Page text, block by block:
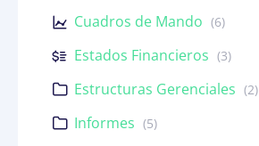
Cuadros de Mando (6)
Estados Financieros (3)
Estructuras Gerenciales (2)
Informes (5)